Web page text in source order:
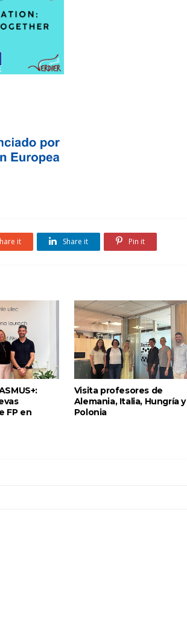
it Share it Pin it
FP en
Visita profesores de
Alemania, Italia, Hungría y
Polonia